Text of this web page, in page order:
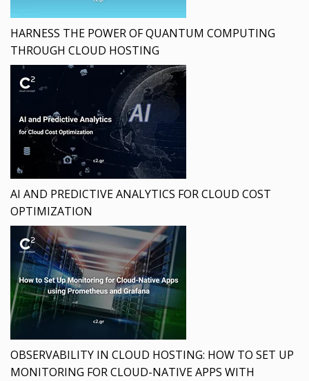
HARNESS THE POWER OF QUANTUM COMPUTING
THROUGH CLOUD HOSTING
AI AND PREDICTIVE ANALYTICS FOR CLOUD COST
OPTIMIZATION
OBSERVABILITY IN CLOUD HOSTING: HOW TO SET UP
MONITORING FOR CLOUD-NATIVE APPS WITH